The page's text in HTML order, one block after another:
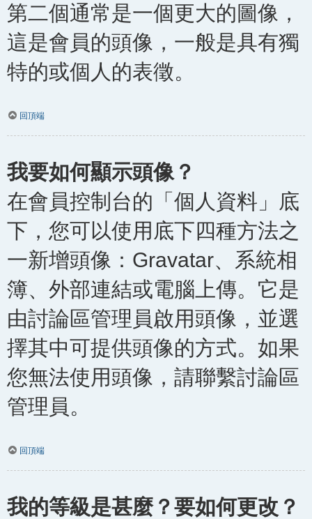
第二個通常是一個更大的圖像，
這是會員的頭像，一般是具有獨
特的或個人的表徵。
回頂端
我要如何顯示頭像？
在會員控制台的「個人資料」底
下，您可以使用底下四種方法之
一新增頭像：Gravatar、系統相
簿、外部連結或電腦上傳。它是
由討論區管理員啟用頭像，並選
擇其中可提供頭像的方式。如果
您無法使用頭像，請聯繫討論區
管理員。
回頂端
我的等級是甚麼？要如何更改？